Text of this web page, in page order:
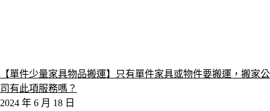
【單件少量家具物品搬運】只有單件家具或物件要搬運，搬家公
司有此項服務嗎？
2024 年 6 月 18 日